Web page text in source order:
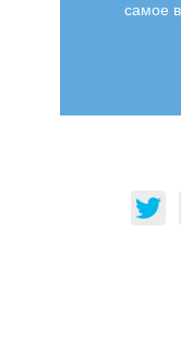
самое